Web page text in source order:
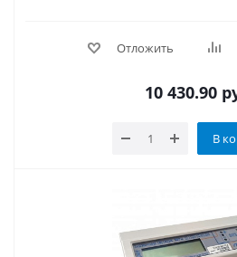
Отложить
10 430.90
В